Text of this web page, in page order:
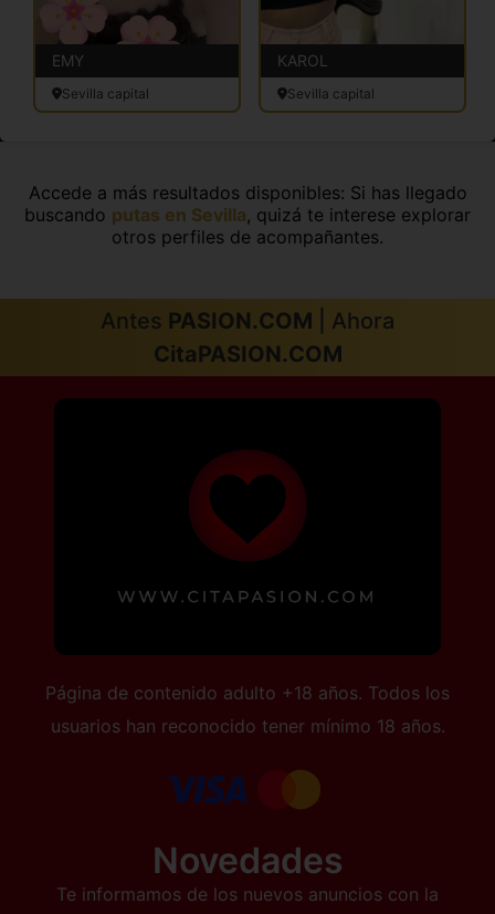
EMY
Sevilla capital
KAROL
Sevilla capital
Accede a más resultados disponibles: Si has llegado
buscando putas en Sevilla, quizá te interese explorar
otros perfiles de acompañantes.
Antes PASION.COM | Ahora
CitaPASION.COM
Página de contenido adulto +18 años. Todos los
usuarios han reconocido tener mínimo 18 años.
Novedades
Te informamos de los nuevos anuncios con la